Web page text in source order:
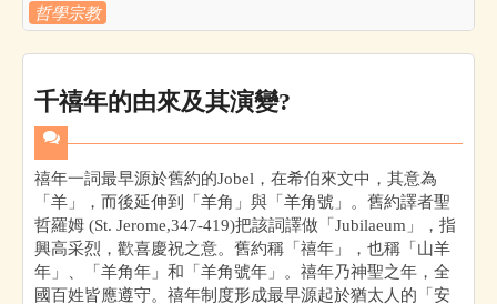
哲學宗教
千禧年的由來及其演變?
禧年一詞最早源於舊約的Jobel，在希伯來文中，其意為
「羊」，而後延伸到「羊角」與「羊角號」。舊約譯者聖
哲羅姆 (St. Jerome,347-419)把該詞譯做「Jubilaeum」，指
興高采烈，歡喜慶祝之意。舊約稱「禧年」，也稱「山羊
年」、「羊角年」和「羊角號年」。禧年乃神聖之年，全
國百姓皆應遵守。禧年制度形成最早源起於猶太人的「安